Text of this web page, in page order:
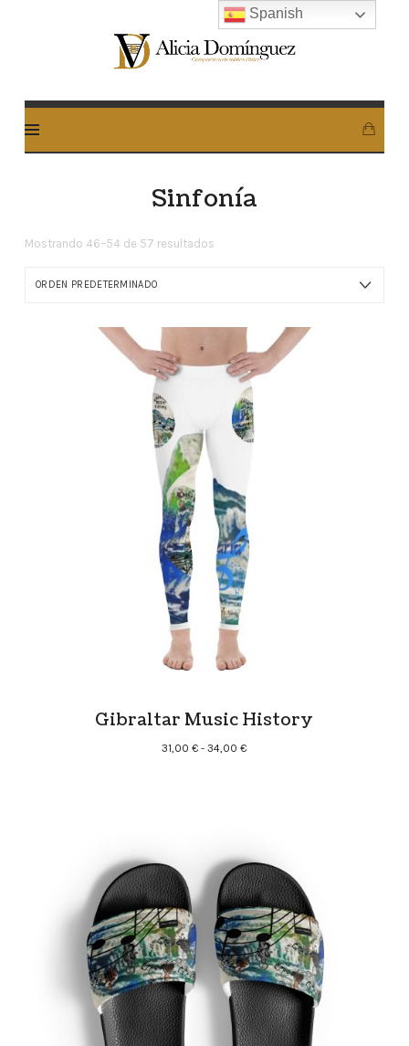
Alicia
Dominguez
Sinfonía
Mostrando 46–54 de 57 resultados
Gibraltar Music History
31,00€ - 34,00€Rango
34,00 €
Spanish